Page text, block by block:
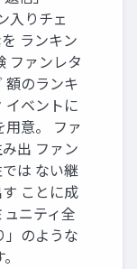
入りチェ
ランキン
ファンレタ
額のランキ
イベントに
意。 ファ
出 ファン
は ない継
ことに成
ニティ全
」のような